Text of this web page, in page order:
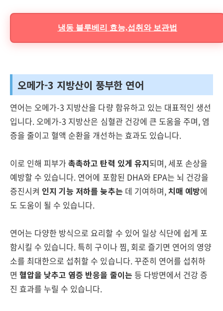
냉동 블루베리 효능,섭취와 보관법
오메가-3 지방산이 풍부한 연어
연어는 오메가-3 지방산을 다량 함유하고 있는 대표적인 생선
입니다. 오메가-3 지방산은 심혈관 건강에 큰 도움을 주며, 염
증을 줄이고 혈액 순환을 개선하는 효과도 있습니다.
이로 인해 피부가촉촉하고 탄력 있게 유지되며, 세포 손상을
예방할 수 있습니다. 연어에 포함된 DHA와 EPA는 뇌 건강을
증진시켜 인지 기능 저하를 늦추는 데 기여하며,치매 예방에
도 도움이 될 수 있습니다.
연어는 다양한 방식으로 요리할 수 있어 일상 식단에 쉽게 포
함시킬 수 있습니다. 특히 구이나 찜, 회로 즐기면 연어의 영양
소를 최대한으로 섭취할 수 있습니다. 꾸준히 연어를 섭취하
면혈압을 낮추고 염증 반응을 줄이는 등 다방면에서 건강 증
진 효과를 누릴 수 있습니다.